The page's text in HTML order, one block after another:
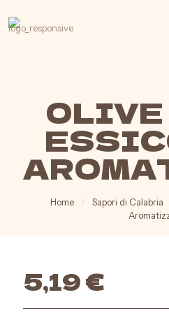
OLIVE
Home / Sapori di Calabria
5,19€